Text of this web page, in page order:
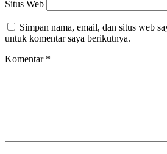
Situs Web
Simpan nama, email, dan situs web
untuk komentar saya berikutnya.
Komentar *